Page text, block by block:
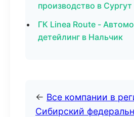
производство в Сургут
ГК Linea Route -
детейлинг в Нальчик
← Все компании в
Сибирский